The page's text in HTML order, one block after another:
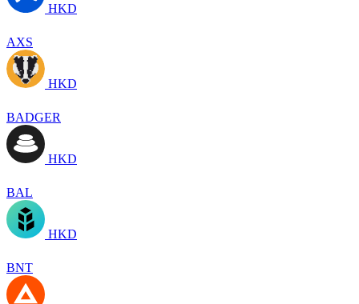
HKD
AXS
HKD
BADGER
HKD
BAL
HKD
BNT